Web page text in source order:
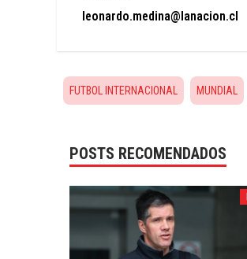
leonardo.medina@lanacion.cl
FUTBOL INTERNACIONAL MUNDIAL
POSTS RECOMENDADOS